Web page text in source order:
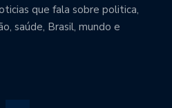
que fala sobre politica,
saúde, Brasil, mundo e